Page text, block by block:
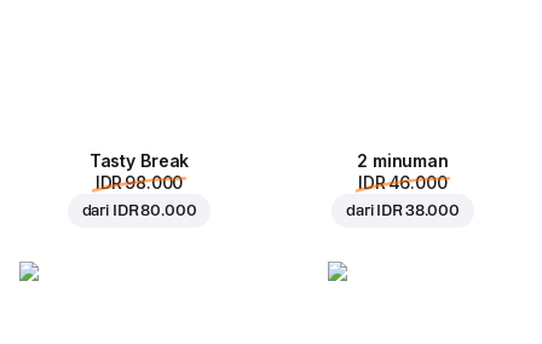
Tasty Break
IDR 98.000
dari IDR 80.000
2 minuman
IDR 46.000
dari IDR 38.000